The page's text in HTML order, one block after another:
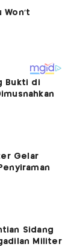
Bukti di
Gelar
Sidang
Militer